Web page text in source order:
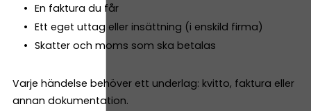
En faktura du får
Ett eget uttag eller insättning (i enskild firma)
Skatter och moms som ska betalas
Varje händelse behöver ett underlag: kvitto, faktura eller
annan dokumentation.